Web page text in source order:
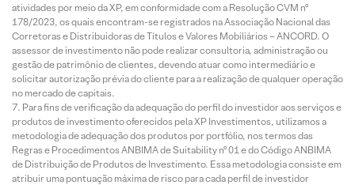
atividades por meio da XP, em conformidade com a Resolução CVM nº
178/2023, os quais encontram-se registrados na Associação Nacional das
Corretoras e Distribuidoras de Títulos e Valores Mobiliários – ANCORD. O
assessor de investimento não pode realizar consultoria, administração ou
gestão de patrimônio de clientes, devendo atuar como intermediário e
solicitar autorização prévia do cliente para a realização de qualquer operação
no mercado de capitais.
Para fins de verificação da adequação do perfil do investidor aos serviços e
produtos de investimento oferecidos pela XP Investimentos, utilizamos a
metodologia de adequação dos produtos por portfólio, nos termos das
Regras e Procedimentos ANBIMA de Suitability nº 01 e do Código ANBIMA
de Distribuição de Produtos de Investimento. Essa metodologia consiste em
atribuir uma pontuação máxima de risco para cada perfil de investidor